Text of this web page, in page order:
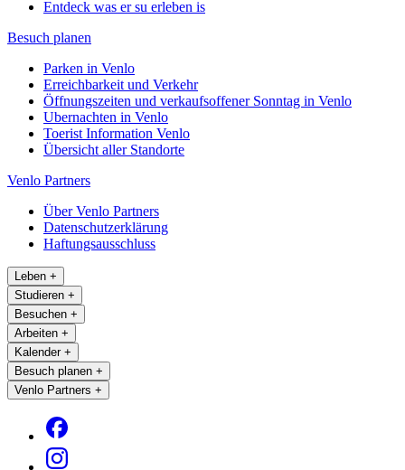
Entdeck was er su erleben is
Besuch planen
Parken in Venlo
Erreichbarkeit und Verkehr
Öffnungszeiten und verkaufsoffener Sonntag in Venlo
Ubernachten in Venlo
Toerist Information Venlo
Übersicht aller Standorte
Venlo Partners
Über Venlo Partners
Datenschutzerklärung
Haftungsausschluss
Leben +
Studieren +
Besuchen +
Arbeiten +
Kalender +
Besuch planen +
Venlo Partners +